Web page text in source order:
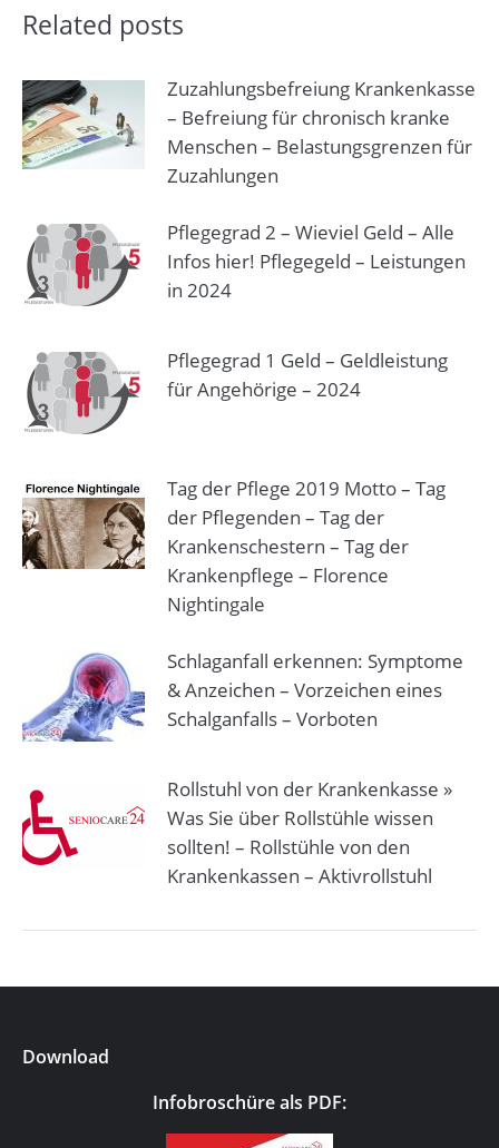
Related posts
Zuzahlungsbefreiung Krankenkasse
– Befreiung für chronisch kranke
Menschen – Belastungsgrenzen für
Zuzahlungen
Pflegegrad 2 – Wieviel Geld – Alle
Infos hier! Pflegegeld – Leistungen
in 2024
Pflegegrad 1 Geld – Geldleistung
für Angehörige – 2024
Tag der Pflege 2019 Motto – Tag
der Pflegenden – Tag der
Krankenschestern – Tag der
Krankenpflege – Florence
Nightingale
Schlaganfall erkennen: Symptome
& Anzeichen – Vorzeichen eines
Schalganfalls – Vorboten
Rollstuhl von der Krankenkasse »
Was Sie über Rollstühle wissen
sollten! – Rollstühle von den
Krankenkassen – Aktivrollstuhl
Download
Infobroschüre als PDF: